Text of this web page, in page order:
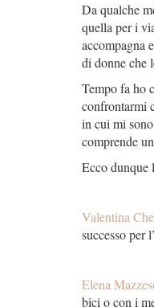
Da qualche
quella per i
accompagna
di donne che
Tempo fa ho
confrontarmi
in cui mi
comprende
Ecco dunque
Valentina
successo per
Elena
bici o con i